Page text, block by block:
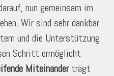
nun gemeinsam im
Wir sind sehr dankbar
und die Unterstützung
Schritt ermöglicht
Miteinanderträgt